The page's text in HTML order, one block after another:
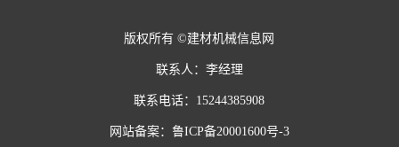
版权所有 ©建材机械信息网
联系人：李经理
联系电话：15244385908
网站备案： 鲁ICP备20001600号-3